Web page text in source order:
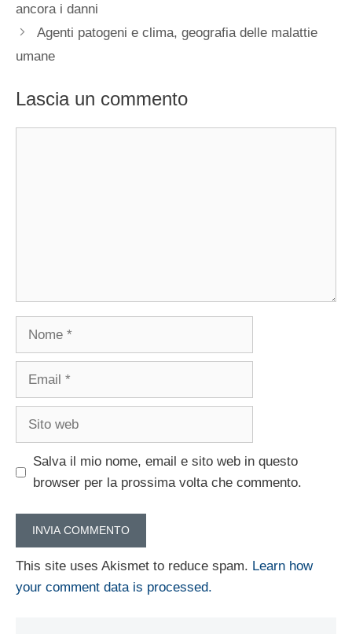
ancora i danni
Agenti patogeni e clima, geografia delle malattie
umane
Lascia un commento
Nome
Email
Sito
Salva il mio nome, email e sito web in questo
browser per la prossima volta che commento.
This site uses Akismet to reduce spam. Learn how
your comment data is processed.